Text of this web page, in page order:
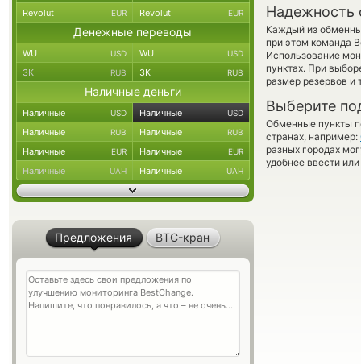
Надежность
Каждый из
при этом команда
Использование
пунктах. При
размер резервов и
Выберите
Обменные пункты
странах, например:
разных городах
удобнее ввести
Revolut EUR Revolut EUR
Денежные переводы
WU USD WU USD
ЗК RUB ЗК RUB
Наличные деньги
Наличные USD Наличные USD
Наличные RUB Наличные RUB
Наличные EUR Наличные EUR
Наличные UAH Наличные UAH
Предложения BTC-кран